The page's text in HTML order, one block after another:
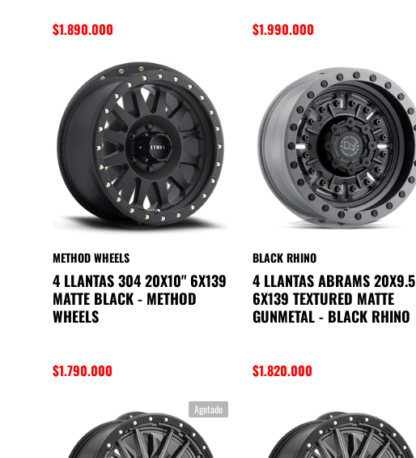
$1.890.000 $1.990.000
METHOD WHEELS
4 LLANTAS 304 20X10" 6X139
MATTE BLACK - METHOD
WHEELS
$1.790.000
BLACK RHINO
4 LLANTAS ABRAMS 20X9.5
6X139 TEXTURED MATTE
GUNMETAL - BLACK RHINO
$1.820.000
Agotado